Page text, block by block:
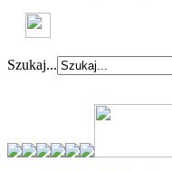
Szukaj...